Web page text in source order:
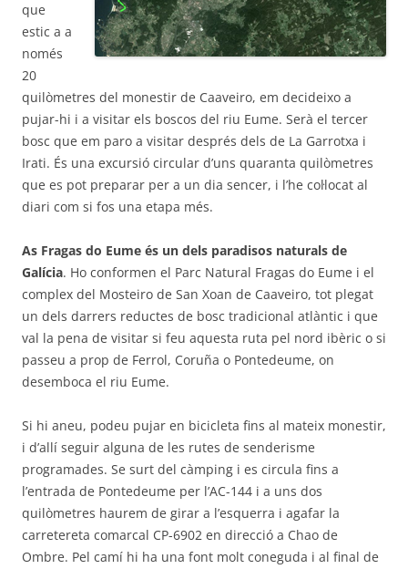
que
estic a a
només
20
quilòmetres del monestir de Caaveiro, em decideixo a
pujar-hi i a visitar els boscos del riu Eume. Serà el tercer
bosc que em paro a visitar després dels de La Garrotxa i
Irati. És una excursió circular d’uns quaranta quilòmetres
que es pot preparar per a un dia sencer, i l’he col·locat al
diari com si fos una etapa més.
As Fragas do Eume és un dels paradisos naturals de
Galícia. Ho conformen el Parc Natural Fragas do Eume i el
complex del Mosteiro de San Xoan de Caaveiro, tot plegat
un dels darrers reductes de bosc tradicional atlàntic i que
val la pena de visitar si feu aquesta ruta pel nord ibèric o si
passeu a prop de Ferrol, Coruña o Pontedeume, on
desemboca el riu Eume.
Si hi aneu, podeu pujar en bicicleta fins al mateix monestir,
i d’allí seguir alguna de les rutes de senderisme
programades. Se surt del càmping i es circula fins a
l’entrada de Pontedeume per l’AC-144 i a uns dos
quilòmetres haurem de girar a l’esquerra i agafar la
carretereta comarcal CP-6902 en direcció a Chao de
Ombre. Pel camí hi ha una font molt coneguda i al final de